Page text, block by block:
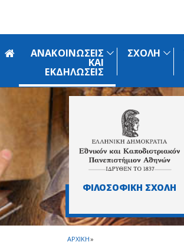
ΑΝΑΚΟΙΝΩΣΕΙΣ
ΚΑΙ
ΕΚΔΗΛΩΣΕΙΣ
ΣΧΟΛΗ
ΦΙΛΟΣΟΦΙΚΗ ΣΧΟΛΗ
ΑΡΧΙΚΗ»